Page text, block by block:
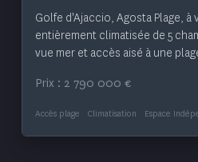
Golfe d'Ajaccio, Agosta Plage, à
entièrement climatisée de 5
vue mer et accès aisé à une
Prix : 2 790 000 €
Accès plage Climatisation Espace